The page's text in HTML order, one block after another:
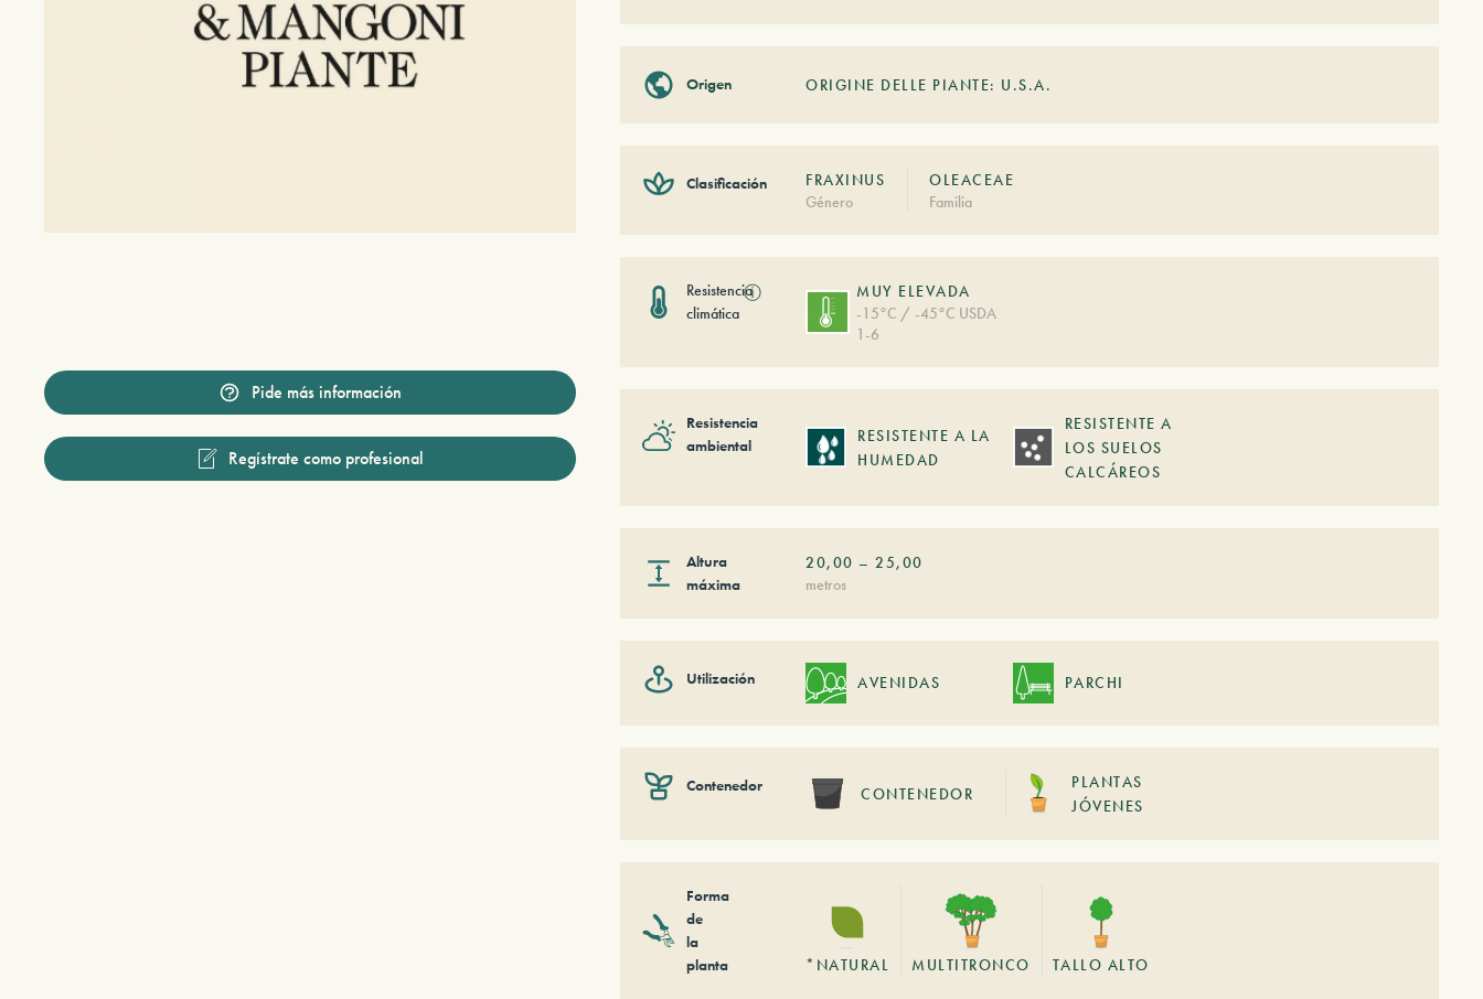
Pide más información
Regístrate como profesional
Origen ORIGINE DELLE PIANTE: U.S.A.
Clasificación
FRAXINUS
Género
OLEACEAE
Familia
Resistencia
climática
ⓘ
MUY ELEVADA
-15°C / -45°C USDA
1-6
Resistencia
ambiental
RESISTENTE A LA
HUMEDAD
RESISTENTE A
LOS SUELOS
CALCÁREOS
Altura
máxima
20,00 –25,00
metros
Utilización AVENIDAS PARCHI
Contenedor CONTENEDOR
PLANTAS
JÓVENES
Forma
de
la
planta
*NATURAL MULTITRONCO TALLO ALTO